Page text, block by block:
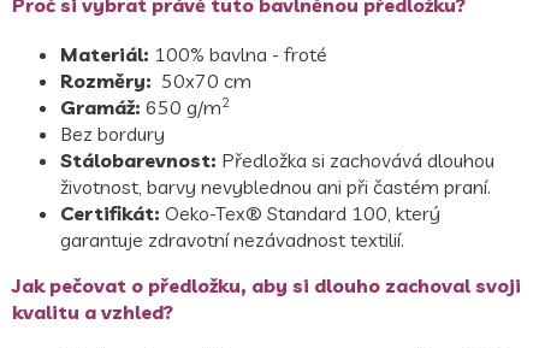
Proč si vybrat právě tuto bavlněnou předložku?
Materiál: 100% bavlna - froté
Rozměry: 50x70 cm
Gramáž: 650 g/m2
Bez bordury
Stálobarevnost: Předložka si zachovává dlouhou
životnost, barvy nevyblednou ani při častém praní.
Certifikát: Oeko-Tex® Standard 100, který
garantuje zdravotní nezávadnost textilií.
Jak pečovat o předložku, aby si dlouho zachoval svoji
kvalitu a vzhled?